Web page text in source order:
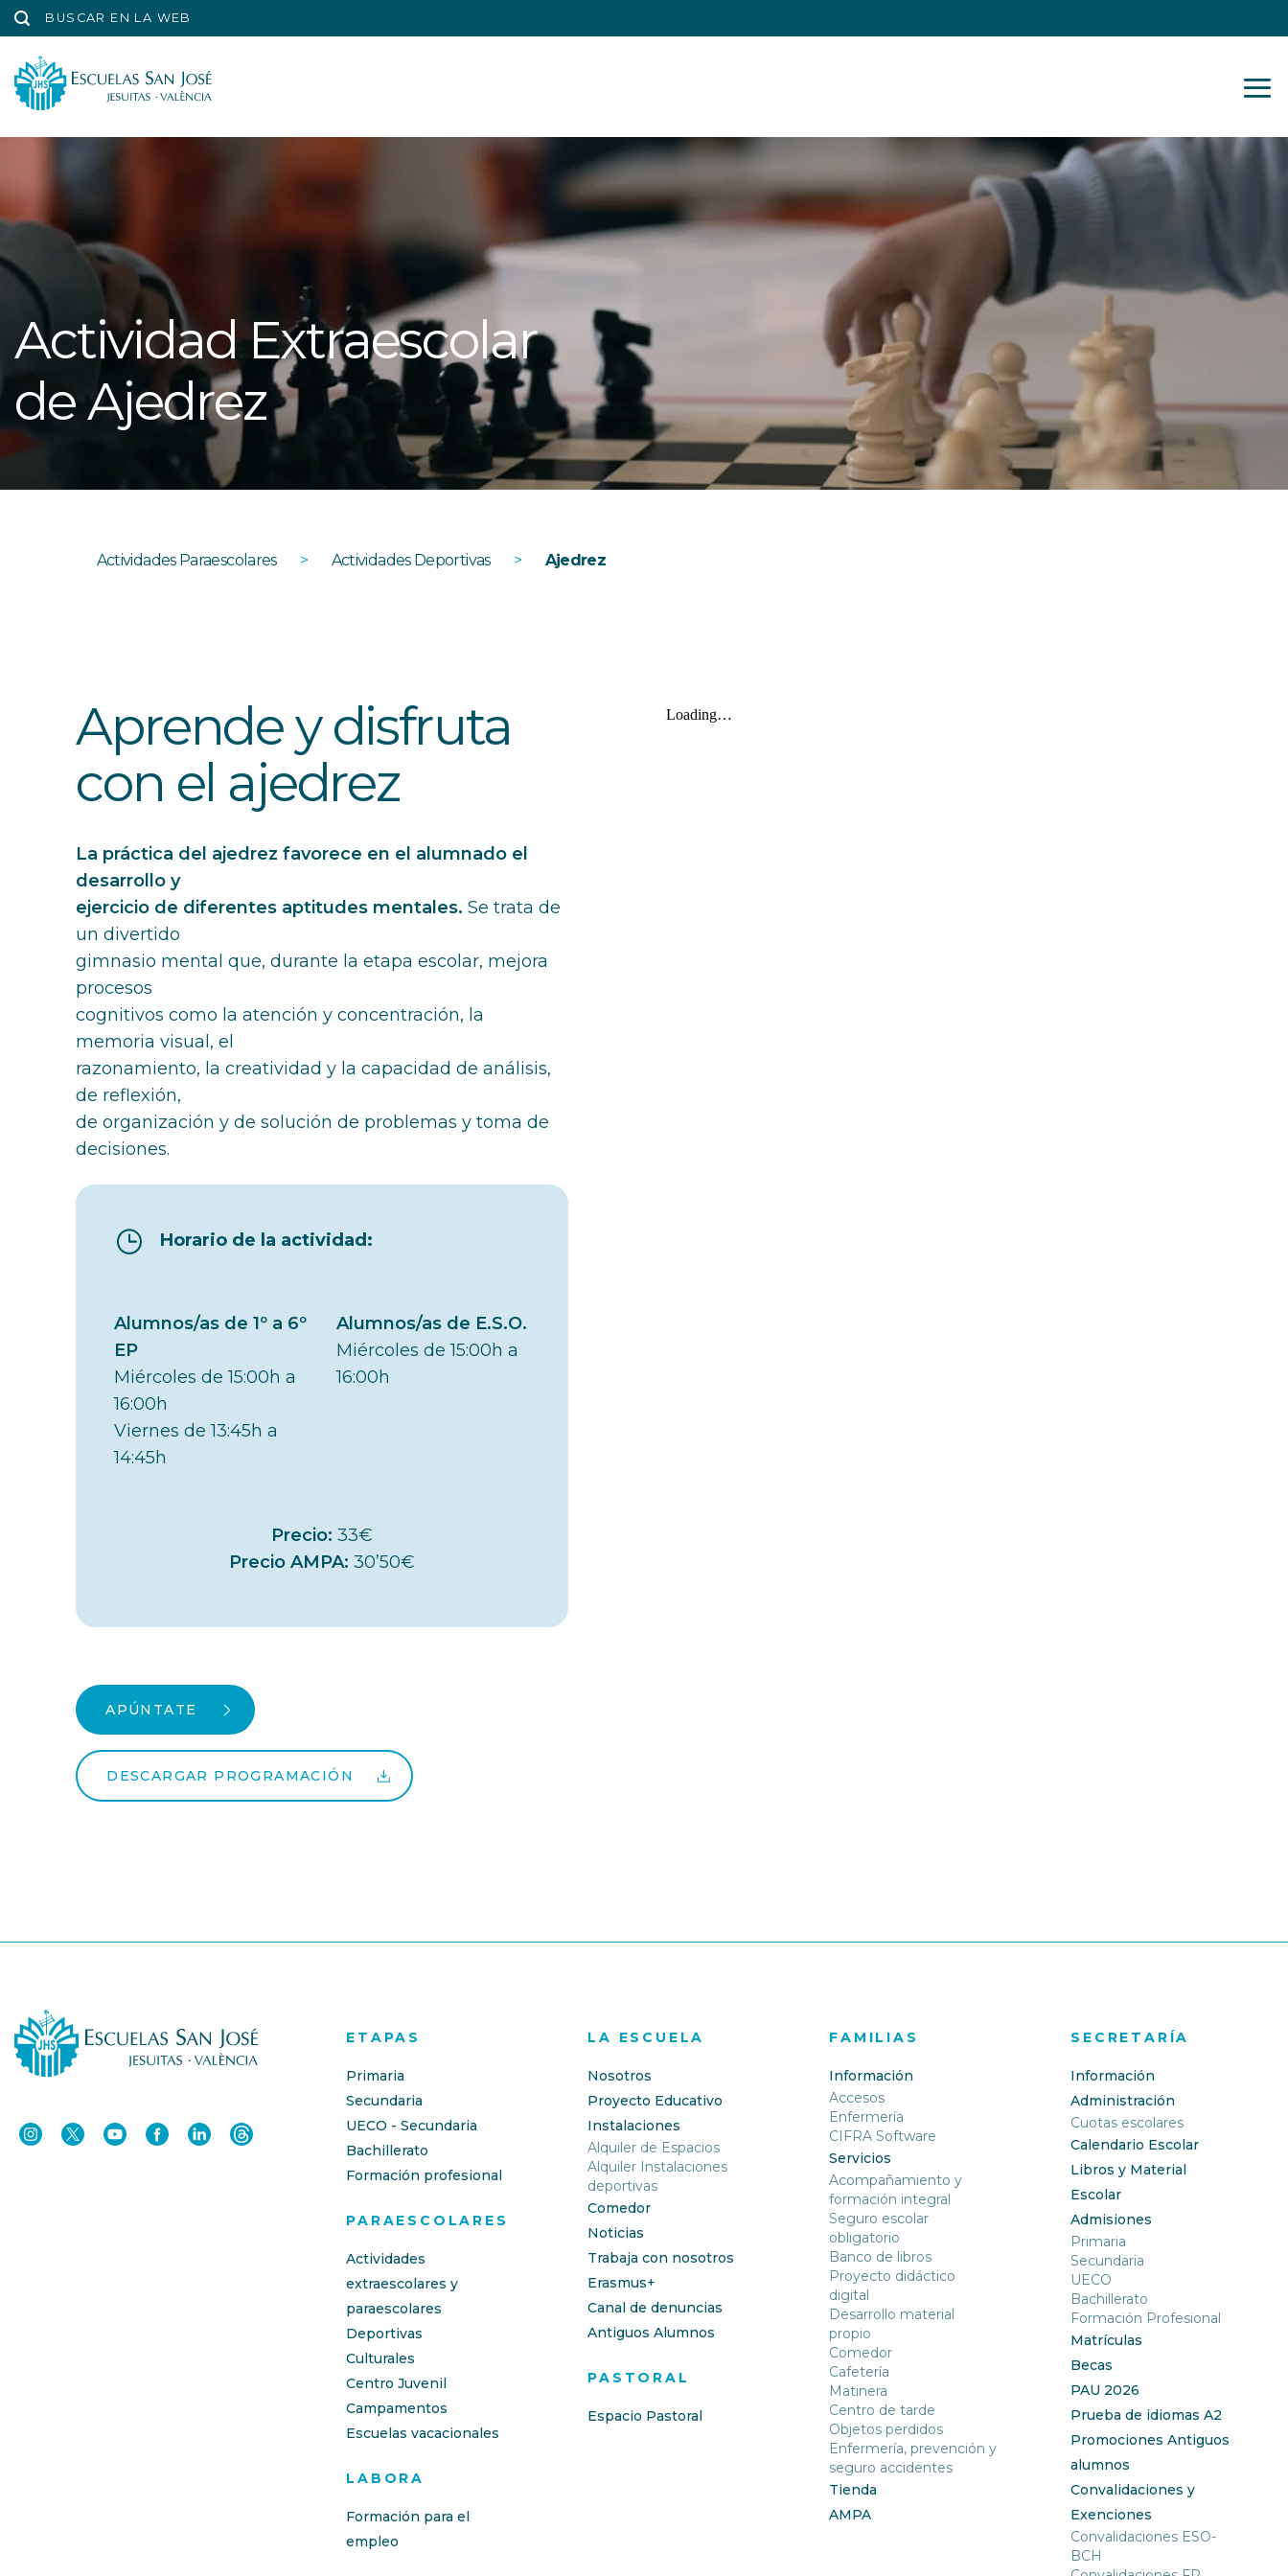
Saltar
al
contenido
BUSCAR EN LA WEB
Actividad Extraescolar
de Ajedrez
Actividades Paraescolares > Actividades Deportivas > Ajedrez
Aprende y disfruta
con el ajedrez
La práctica del ajedrez favorece en el alumnado el
desarrollo y
ejercicio de diferentes aptitudes mentales. Se trata de
un divertido
gimnasio mental que, durante la etapa escolar, mejora
procesos
cognitivos como la atención y concentración, la
memoria visual, el
razonamiento, la creatividad y la capacidad de análisis,
de reflexión,
de organización y de solución de problemas y toma de
decisiones.
Horario de la actividad:
Alumnos/as de 1º a 6º
EP
Miércoles de 15:00h a
16:00h
Viernes de 13:45h a
14:45h
Alumnos/as de E.S.O.
Miércoles de 15:00h a
16:00h
Precio: 33€
Precio AMPA: 30’50€
APÚNTATE
DESCARGAR PROGRAMACIÓN
ETAPAS
Primaria
Secundaria
UECO - Secundaria
Bachillerato
Formación profesional
PARAESCOLARES
Actividades
extraescolares y
paraescolares
Deportivas
Culturales
Centro Juvenil
Campamentos
Escuelas vacacionales
LABORA
Formación para el
empleo
LA ESCUELA
Nosotros
Proyecto Educativo
Instalaciones
Alquiler de Espacios
Alquiler Instalaciones
deportivas
Comedor
Noticias
Trabaja con nosotros
Erasmus+
Canal de denuncias
Antiguos Alumnos
PASTORAL
Espacio Pastoral
FAMILIAS
Información
Accesos
Enfermería
CIFRA Software
Servicios
Acompañamiento y
formación integral
Seguro escolar
obligatorio
Banco de libros
Proyecto didáctico
digital
Desarrollo material
propio
Comedor
Cafetería
Matinera
Centro de tarde
Objetos perdidos
Enfermería, prevención y
seguro accidentes
Tienda
AMPA
SECRETARÍA
Información
Administración
Cuotas escolares
Calendario Escolar
Libros y Material
Escolar
Admisiones
Primaria
Secundaria
UECO
Bachillerato
Formación Profesional
Matrículas
Becas
PAU 2026
Prueba de idiomas A2
Promociones Antiguos
alumnos
Convalidaciones y
Exenciones
Convalidaciones ESO-
BCH